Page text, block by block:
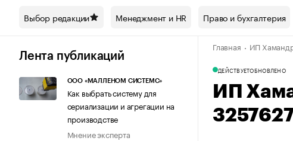
Спецпроекты СПб Конференции СПб Спецпроекты
Технологии и медиа Рынок наличной валюты
Выбор редакции Менеджмент и HR Право и бухгалтерия
Лента публикаций
ООО «МАЛЛЕНОМ СИСТЕМС»
Как выбрать систему для
сериализации и агрегации на
производстве
Мнение эксперта
Главная ИП
ДЕЙСТВУЕТОБНОВЛЕНО
ИП